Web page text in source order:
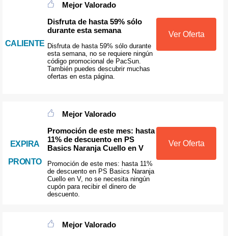
CALIENTE
Mejor Valorado
Disfruta de hasta 59% sólo
durante esta semana
Disfruta de hasta 59% sólo durante
esta semana, no se requiere ningún
código promocional de PacSun.
También puedes descubrir muchas
ofertas en esta página.
Ver Oferta
EXPIRA
PRONTO
Mejor Valorado
Promoción de este mes: hasta
11% de descuento en PS
Basics Naranja Cuello en V
Promoción de este mes: hasta 11%
de descuento en PS Basics Naranja
Cuello en V, no se necesita ningún
cupón para recibir el dinero de
descuento.
Ver Oferta
Mejor Valorado